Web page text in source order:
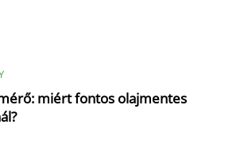
miért fontos olajmentes